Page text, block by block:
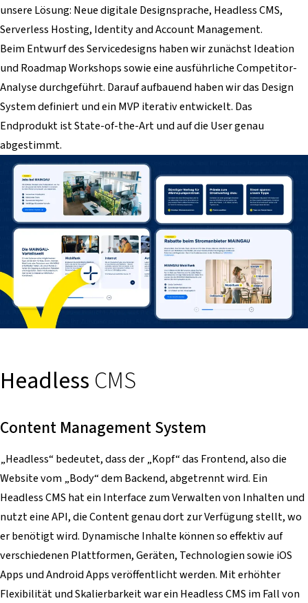
unsere Lösung: Neue digitale Designsprache, Headless CMS,
Serverless Hosting, Identity and Account Management.
Beim Entwurf des Servicedesigns haben wir zunächst Ideation
und Roadmap Workshops sowie eine ausführliche Competitor-
Analyse durchgeführt. Darauf aufbauend haben wir das Design
System definiert und ein MVP iterativ entwickelt. Das
Endprodukt ist State-of-the-Art und auf die User genau
abgestimmt.
Headless CMS
Content Management System
„Headless“ bedeutet, dass der „Kopf“ das Frontend, also die
Website vom „Body“ dem Backend, abgetrennt wird. Ein
Headless CMS hat ein Interface zum Verwalten von Inhalten und
nutzt eine API, die Content genau dort zur Verfügung stellt, wo
er benötigt wird. Dynamische Inhalte können so effektiv auf
verschiedenen Plattformen, Geräten, Technologien sowie iOS
Apps und Android Apps veröffentlicht werden. Mit erhöhter
Flexibilität und Skalierbarkeit war ein Headless CMS im Fall von